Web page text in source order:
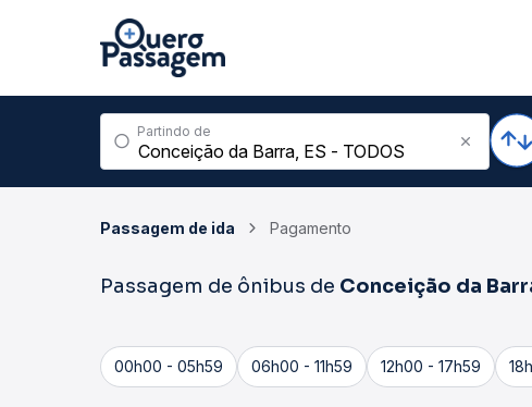
Partindo de
Passagem de ida Pagamento
Passagem de ônibus de Conceição da
00h00 - 05h59 06h00 - 11h59 12h00 - 17h59